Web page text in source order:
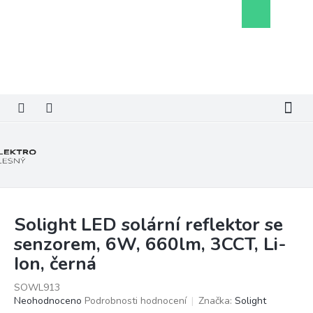
košík
Solight LED solární reflektor se
senzorem, 6W, 660lm, 3CCT, Li-
Ion, černá
SOWL913
Průměrné
Neohodnoceno Podrobnosti hodnocení Značka: Solight